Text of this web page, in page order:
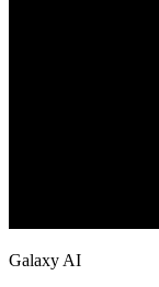
Galaxy AI